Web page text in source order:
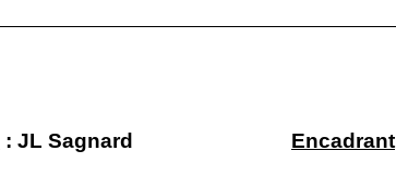
: JL Sagnard Encadrant